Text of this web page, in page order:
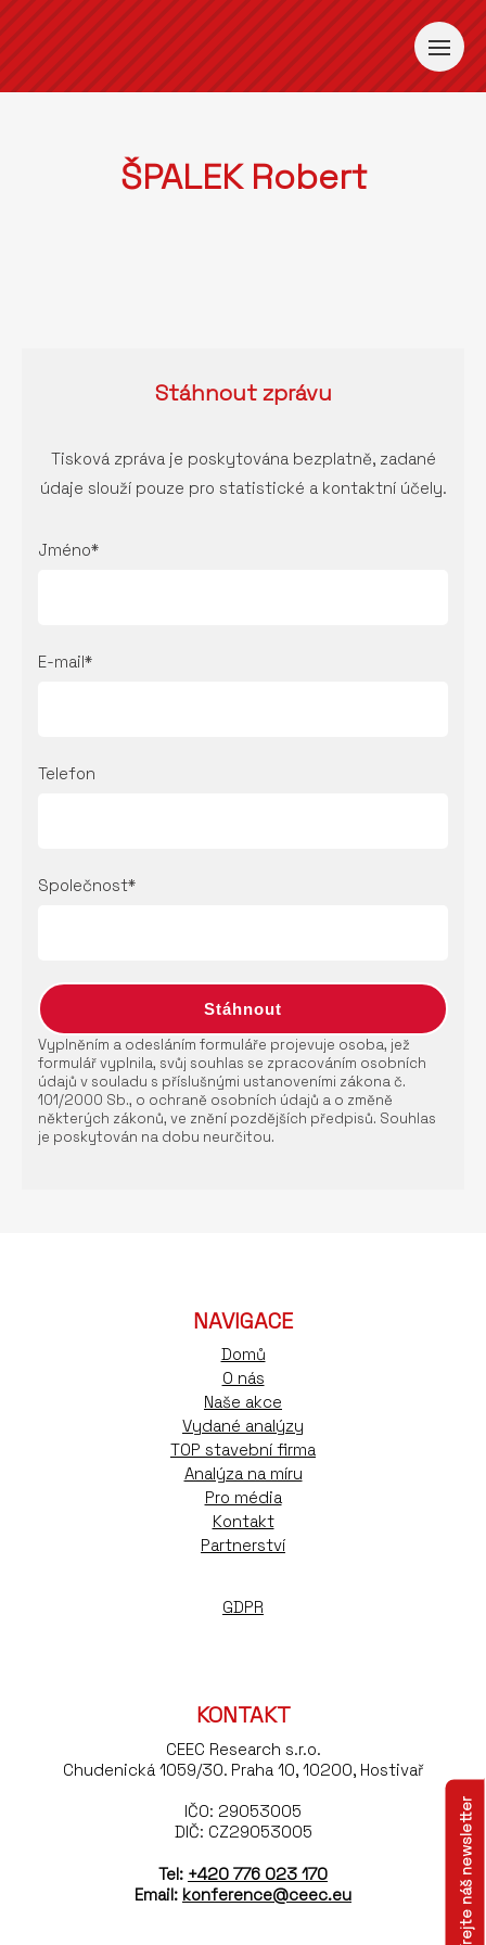
ŠPALEK Robert
Stáhnoutzprávu
Tisková zpráva je poskytována bezplatně, zadané
údaje slouží pouze pro statistické a kontaktní účely.
Jméno*
E-mail*
Telefon
Společnost*
Vyplněním a odesláním formuláře projevuje osoba, jež
formulář vyplnila, svůj souhlas se zpracováním osobních
údajů v souladu s příslušnými ustanoveními zákona č.
101/2000 Sb., o ochraně osobních údajů a o změně
některých zákonů, ve znění pozdějších předpisů. Souhlas
je poskytován na dobu neurčitou.
NAVIGACE
Domů
O nás
Naše akce
Vydané analýzy
TOP stavební firma
Analýza na míru
Pro média
Kontakt
Partnerství
GDPR
KONTAKT
CEEC Research s.r.o.
Chudenická 1059/30. Praha 10, 10200, Hostivař
IČO: 29053005
DIČ: CZ29053005
Tel: +420 776 023 170
Email: konference@ceec.eu Odebírejte náš newsletter